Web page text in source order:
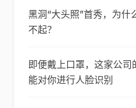
黑洞“大头照”首秀，为什
不起？
即便戴上口罩，这家公司
能对你进行人脸识别